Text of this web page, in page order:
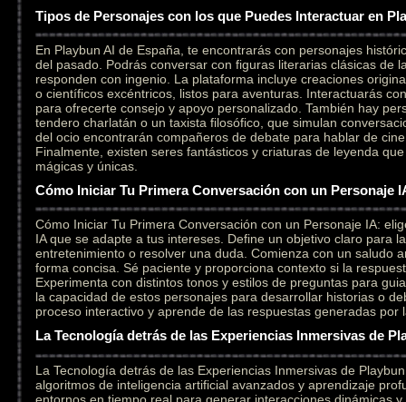
Tipos de Personajes con los que Puedes Interactuar en
En Playbun AI de España, te encontrarás con personajes
del pasado. Podrás conversar con figuras literarias clásicas de
responden con ingenio. La plataforma incluye creaciones
o científicos excéntricos, listos para aventuras. Interactuarás
para ofrecerte consejo y apoyo personalizado. También hay
tendero charlatán o un taxista filosófico, que simulan
del ocio encontrarán compañeros de debate para hablar de
Finalmente, existen seres fantásticos y criaturas de leyenda
mágicas y únicas.
Cómo Iniciar Tu Primera Conversación con un Personaje
Cómo Iniciar Tu Primera Conversación con un Personaje IA:
IA que se adapte a tus intereses. Define un objetivo claro para
entretenimiento o resolver una duda. Comienza con un saludo
forma concisa. Sé paciente y proporciona contexto si la
Experimenta con distintos tonos y estilos de preguntas para
la capacidad de estos personajes para desarrollar historias o
proceso interactivo y aprende de las respuestas generadas por
La Tecnología detrás de las Experiencias Inmersivas de
La Tecnología detrás de las Experiencias Inmersivas de
algoritmos de inteligencia artificial avanzados y aprendizaje
entornos en tiempo real para generar interacciones dinámicas